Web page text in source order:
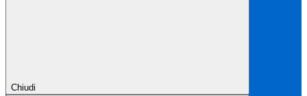
Chiudi